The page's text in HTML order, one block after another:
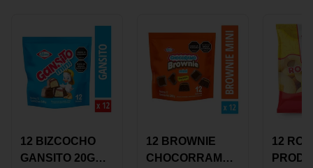
12 BIZCOCHO
GANSITO 20G
12 BROWNIE
CHOCORRAMO
12